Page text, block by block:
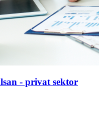
- privat sektor